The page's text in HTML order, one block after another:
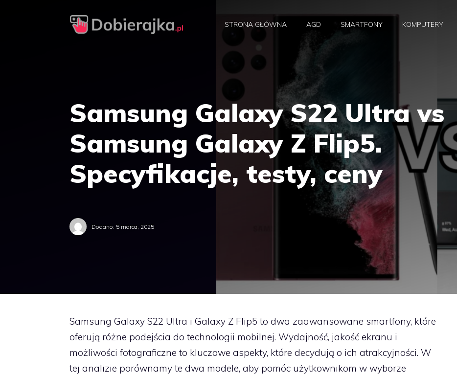
STRONA GŁÓWNA AGD SMARTFONY KOMPUTERY
Samsung Galaxy S22 Ultra vs
Samsung Galaxy Z Flip5.
Specyfikacje, testy, ceny
Dodano: 5 marca, 2025
Samsung Galaxy S22 Ultra i Galaxy Z Flip5 to dwa zaawansowane smartfony, które
oferują różne podejścia do technologii mobilnej. Wydajność, jakość ekranu i
możliwości fotograficzne to kluczowe aspekty, które decydują o ich atrakcyjności. W
tej analizie porównamy te dwa modele, aby pomóc użytkownikom w wyborze